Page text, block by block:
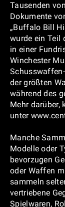
Tausenden
Dokumente
„Buffalo Bill
wurde ein Teil
in einer
Winchester
der größten
während des
Mehr darüber,
unter
Manche
Modelle oder
bevorzugen
oder Waffen
sammeln
vertriebene
Spielwaren,